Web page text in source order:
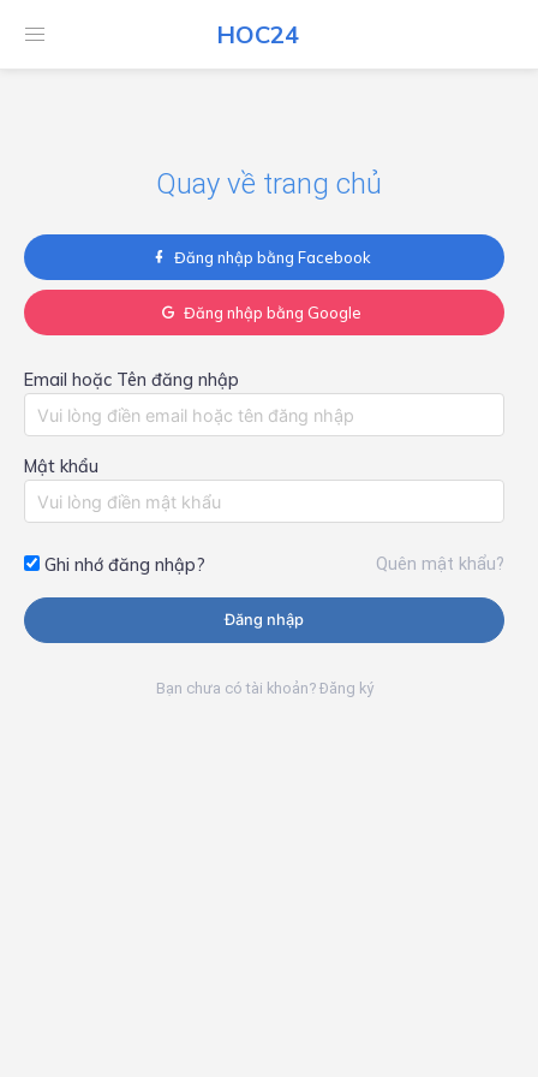
HOC24
HOC24
Quay về trang chủ
Đăng nhập bằng Facebook
Đăng nhập bằng Google
Email hoặc Tên đăng nhập
Mật khẩu
Ghi nhớ đăng nhập? Quên mật khẩu?
Đăng nhập
Bạn chưa có tài khoản? Đăng ký